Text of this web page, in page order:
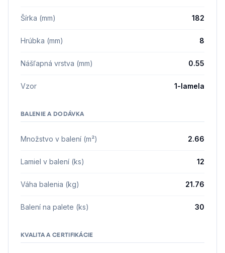
Šírka (mm) 182
Hrúbka (mm) 8
Nášľapná vrstva (mm) 0.55
Vzor 1-lamela
BALENIE A DODÁVKA
Množstvo v balení (m²) 2.66
Lamiel v balení (ks) 12
Váha balenia (kg) 21.76
Balení na palete (ks) 30
KVALITA A CERTIFIKÁCIE